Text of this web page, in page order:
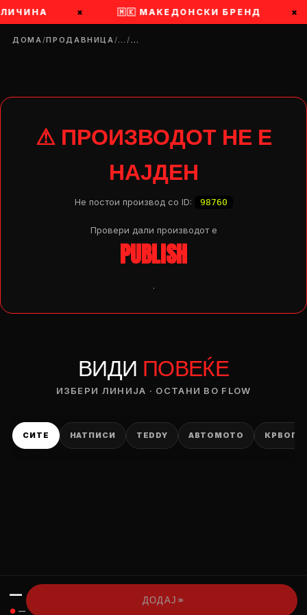
× 🇲🇰 МАКЕДОНСКИ БРЕНД ×
ДОМА/ПРОДАВНИЦА/…/…
⚠ ПРОИЗВОДОТ НЕ Е
НАЈДЕН
Не постои производ со ID: 98760
Провери дали производот e
PUBLISH
.
ВИДИ ПОВЕЌЕ
ИЗБЕРИ ЛИНИЈА · ОСТАНИ ВО FLOW
СИТЕ НАТПИСИ TEDDY АВТОМОТО
—
● —
ДОДАЈ ›››